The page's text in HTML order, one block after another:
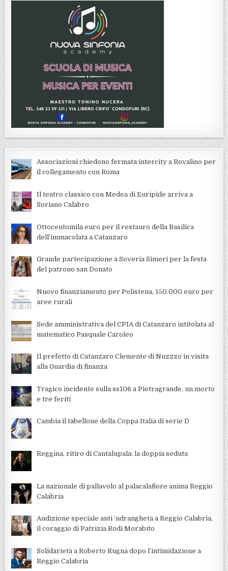
Associazioni chiedono fermata intercity a Bovalino per
il collegamento con Roma
Il teatro classico con Medea di Euripide arriva a
Soriano Calabro
Ottocentomila euro per il restauro della Basilica
dell’immacolata a Catanzaro
Grande partecipazione a Soveria Simeri per la festa
del patrono san Donato
Nuovo finanziamento per Polistena, 150.000 euro per
aree rurali
Sede amministrativa del CPIA di Catanzaro intitolata al
matematico Pasquale Caroleo
Il prefetto di Catanzaro Clemente di Nuzzzo in visita
alla Guardia di finanza
Tragico incidente sulla ss106 a Pietragrande, un morto
e tre feriti
Cambia il tabellone della Coppa Italia di serie D
Reggina, ritiro di Cantalupala: la doppia seduta
La nazionale di pallavolo al palacalafiore anima Reggio
Calabria
Audizione speciale anti ‘ndrangheta a Reggio Calabria,
il coraggio di Patrizia Rodi Morabito
Solidarietà a Roberto Rugna dopo l’intimidazione a
Reggio Calabria